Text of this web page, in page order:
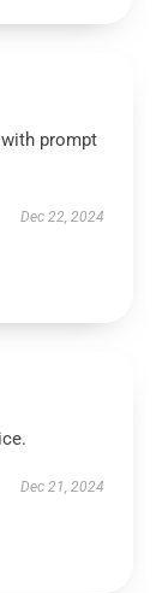
prompt
Dec 22, 2024
Dec 21, 2024